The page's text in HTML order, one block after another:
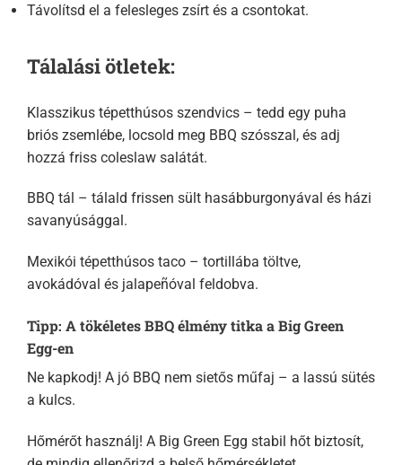
Távolítsd el a felesleges zsírt és a csontokat.
Tálalási ötletek:
Klasszikus tépetthúsos szendvics – tedd egy puha
briós zsemlébe, locsold meg BBQ szósszal, és adj
hozzá friss coleslaw salátát.
BBQ tál – tálald frissen sült hasábburgonyával és házi
savanyúsággal.
Mexikói tépetthúsos taco – tortillába töltve,
avokádóval és jalapeñóval feldobva.
Tipp: A tökéletes BBQ élmény titka a Big Green
Egg-en
Ne kapkodj! A jó BBQ nem sietős műfaj – a lassú sütés
a kulcs.
Hőmérőt használj! A Big Green Egg stabil hőt biztosít,